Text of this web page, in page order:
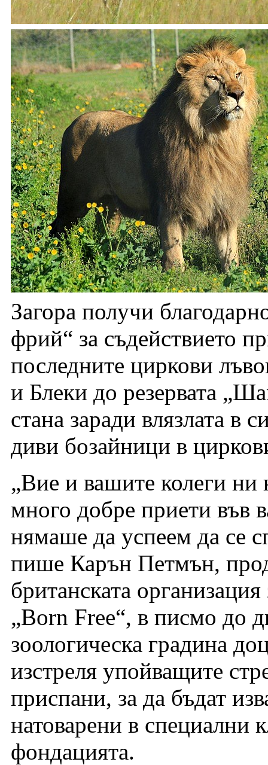
Загора получи
фрий“ за съдействието
последните циркови
и Блеки до резервата
стана заради влязлата в
диви бозайници в
„Вие и вашите колеги ни
много добре приети във
нямаше да успеем да се
пише Карън Петмън,
британската
„Born Free“, в писмо до
зоологическа градина
изстреля упойващите
приспани, за да бъдат
натоварени в специални
фондацията.